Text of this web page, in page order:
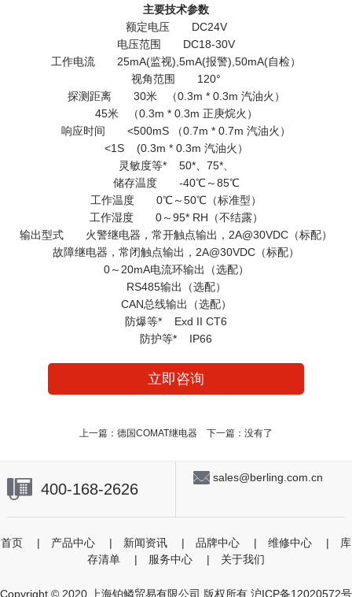
主要技术参数
额定电压 DC24V
电压范围 DC18-30V
工作电流 25mA(监视),5mA(报警),50mA(自检）
视角范围 120°
探测距离 30米 （0.3m * 0.3m 汽油火）
45米 （0.3m * 0.3m 正庚烷火）
响应时间 <500mS （0.7m * 0.7m 汽油火）
<1S (0.3m * 0.3m 汽油火）
灵敏度等* 50*、75*、
储存温度 -40℃～85℃
工作温度 0℃～50℃（标准型）
工作湿度 0～95* RH（不结露）
输出型式 火警继电器，常开触点输出，2A@30VDC（标配）
故障继电器，常闭触点输出，2A@30VDC（标配）
0～20mA电流环输出（选配）
RS485输出（选配）
CAN总线输出（选配）
防爆等* Exd II CT6
防护等* IP66
立即咨询
上一篇： 德国COMAT继电器下一篇：没有了
400-168-2626
sales@berling.com.cn
首页 | 产品中心 | 新闻资讯 | 品牌中心 | 维修中心 | 库
存清单 | 服务中心 | 关于我们
Copyright © 2020 上海铂鳞贸易有限公司 版权所有 沪ICP备12020572号